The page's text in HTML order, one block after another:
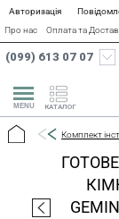
Авторизація
Про нас
Оплата та
(099) 613 07 07
КАТАЛОГ
Комплект